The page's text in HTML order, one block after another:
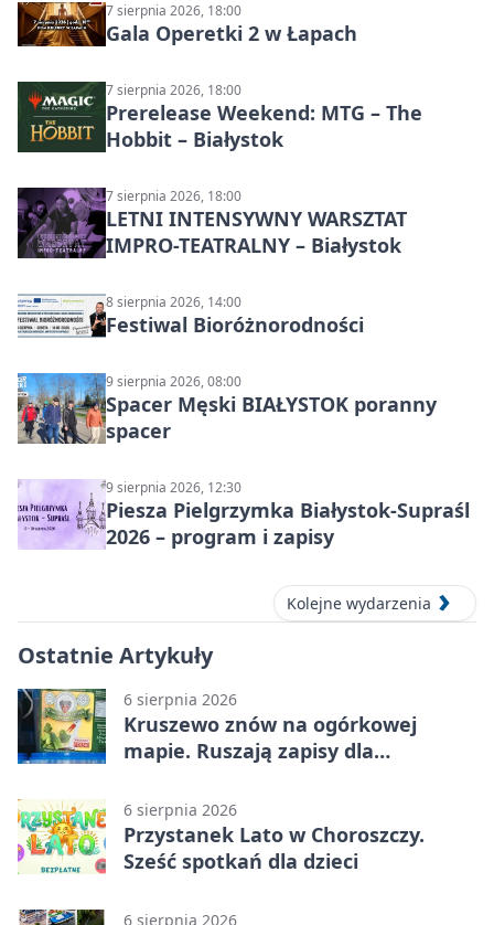
7 sierpnia 2026, 18:00
Gala Operetki 2 w Łapach
7 sierpnia 2026, 18:00
Prerelease Weekend: MTG – The
Hobbit – Białystok
7 sierpnia 2026, 18:00
LETNI INTENSYWNY WARSZTAT
IMPRO-TEATRALNY – Białystok
8 sierpnia 2026, 14:00
Festiwal Bioróżnorodności
9 sierpnia 2026, 08:00
Spacer Męski BIAŁYSTOK poranny
spacer
9 sierpnia 2026, 12:30
Piesza Pielgrzymka Białystok-Supraśl
2026 – program i zapisy
Kolejne wydarzenia
Ostatnie Artykuły
6 sierpnia 2026
Kruszewo znów na ogórkowej
mapie. Ruszają zapisy dla
6 sierpnia 2026
Przystanek Lato w Choroszczy.
Sześć spotkań dla dzieci
6 sierpnia 2026